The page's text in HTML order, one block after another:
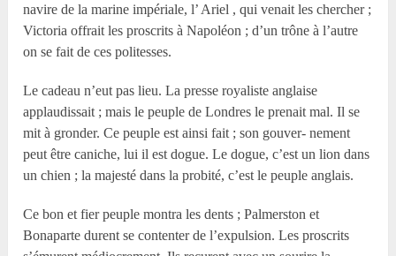
navire de la marine impériale, l’ Ariel , qui venait les chercher ;
Victoria offrait les proscrits à Napoléon ; d’un trône à l’autre
on se fait de ces politesses.
Le cadeau n’eut pas lieu. La presse royaliste anglaise
applaudissait ; mais le peuple de Londres le prenait mal. Il se
mit à gronder. Ce peuple est ainsi fait ; son gouver- nement
peut être caniche, lui il est dogue. Le dogue, c’est un lion dans
un chien ; la majesté dans la probité, c’est le peuple anglais.
Ce bon et fier peuple montra les dents ; Palmerston et
Bonaparte durent se contenter de l’expulsion. Les proscrits